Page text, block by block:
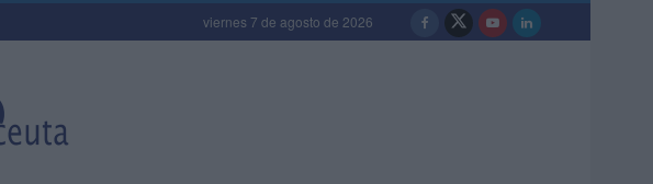
viernes 7 de agosto de 2026